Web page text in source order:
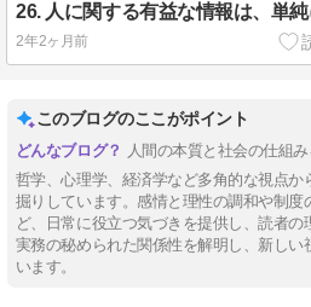
2年2ヶ月前
このブログのここがポイント
人間の本質と社会の仕組
哲学、心理学、経済学など多角的な視点
掘りしています。感情と理性の調和や制
ど、日常に役立つ気づきを提供し、読者の
実務の秘められた関係性を解明し、新し
います。